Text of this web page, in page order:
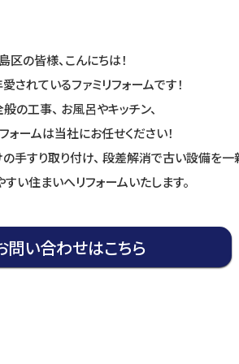
区の皆様、こんにちは！
されているファミリフォームです！
の工事、 お風呂やキッチン、
ォームは当社にお任せください！
手すり取り付け、 段差解消で古い設備を一
い住まいへリフォームいたします。
問い合わせはこちら